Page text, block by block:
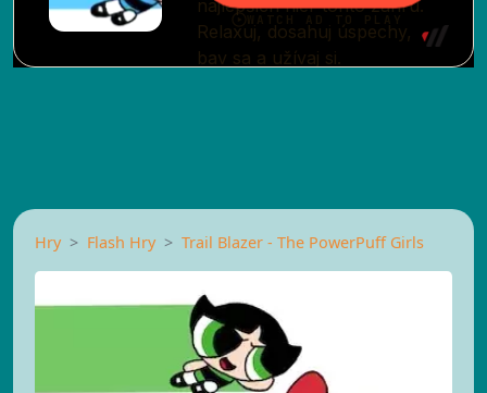
Hry Flash Hry Trail Blazer - The PowerPuff Girls